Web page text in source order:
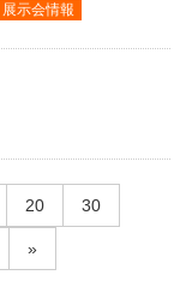
展示会情報
20 30
»